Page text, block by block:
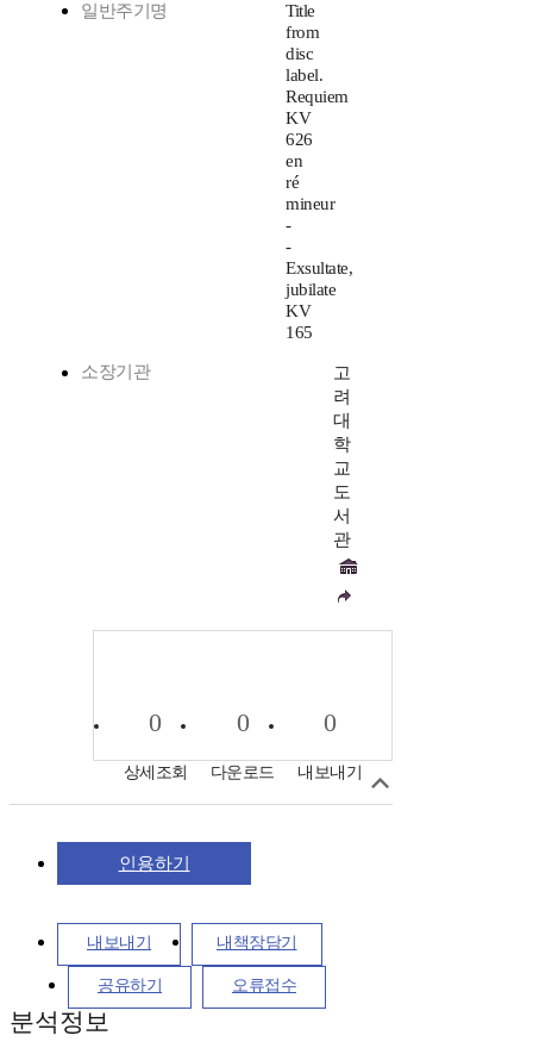
일반주기명
Title
from
disc
label.
Requiem
KV
626
en
ré
mineur
-
-
Exsultate,
jubilate
KV
165
소장기관
고
려
대
학
교
도
서
관
0
상세조회
0
다운로드
0
내보내기
인용하기
내보내기 내책장담기
공유하기 오류접수
분석정보